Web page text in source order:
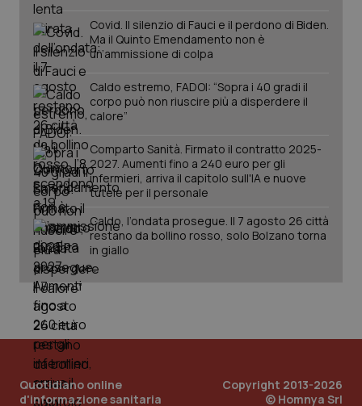
Covid. Il silenzio di Fauci e il perdono di Biden.
Ma il Quinto Emendamento non è
un’ammissione di colpa
Caldo estremo, FADOI: “Sopra i 40 gradi il
corpo può non riuscire più a disperdere il
calore”
Comparto Sanità. Firmato il contratto 2025-
2027. Aumenti fino a 240 euro per gli
infermieri, arriva il capitolo sull'IA e nuove
tutele per il personale
Caldo, l’ondata prosegue. Il 7 agosto 26 città
restano da bollino rosso, solo Bolzano torna
in giallo
Quotidiano online
d'informazione sanitaria
Copyright 2013-2026
© Homnya Srl
PHPSESSID
PHP.net
www.quotidianosanita.it